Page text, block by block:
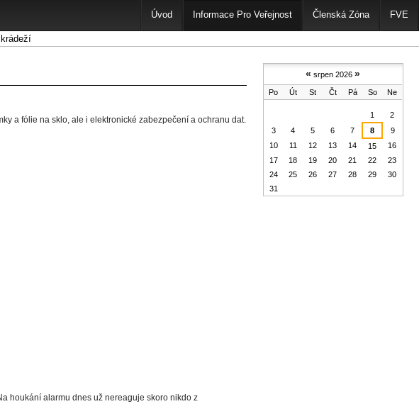
Úvod
Informace Pro Veřejnost Členská Zóna FVE
a fólie na sklo, ale i elektronické zabezpečení a ochranu dat.
houkání alarmu dnes už nereaguje skoro nikdo z
« srpen 2026»
Po Út St Čt Pá So Ne
1
2
3
4 5 6 7 8
9
10
11 12 13 14 15
16
17
18 19 20 21 22
23
24
25 26 27 28 29
30
31